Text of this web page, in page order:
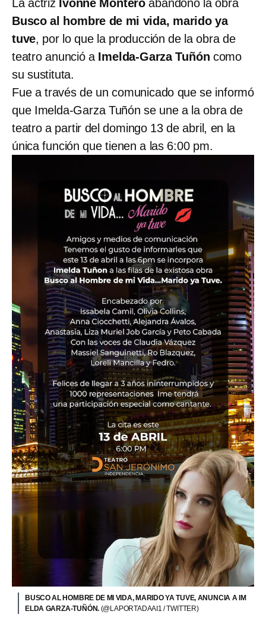
La actriz Ivonne Montero abandonó la obra
Busco al hombre de mi vida, marido ya
tuve, por lo que la producción de la obra de
teatro anunció a Imelda-Garza Tuñón como
su sustituta.
Fue a través de un comunicado que se informó
que Imelda-Garza Tuñón se une a la obra de
teatro a partir del domingo 13 de abril, en la
única función que tienen a las 6:00 pm.
BUSCO AL HOMBRE DE MI VIDA, MARIDO YA TUVE, ANUNCIA A IM
ELDA GARZA-TUÑÓN. (@LAPORTADAAI1 / TWITTER)